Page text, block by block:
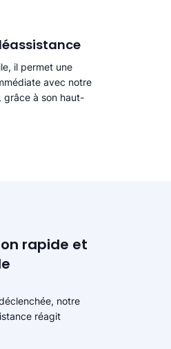
il permet une
avec notre
grâce à son haut-
rapide et
notre
réagit